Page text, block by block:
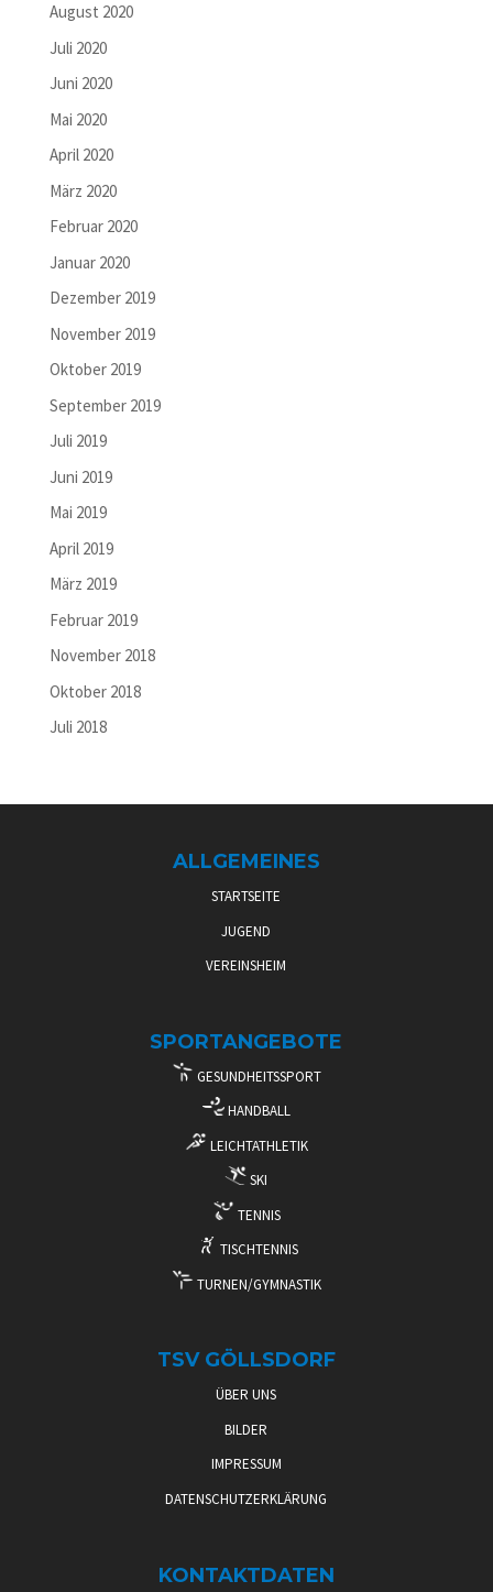
August 2020
Juli 2020
Juni 2020
Mai 2020
April 2020
März 2020
Februar 2020
Januar 2020
Dezember 2019
November 2019
Oktober 2019
September 2019
Juli 2019
Juni 2019
Mai 2019
April 2019
März 2019
Februar 2019
November 2018
Oktober 2018
Juli 2018
ALLGEMEINES
STARTSEITE
JUGEND
VEREINSHEIM
SPORTANGEBOTE
GESUNDHEITSSPORT
HANDBALL
LEICHTATHLETIK
SKI
TENNIS
TISCHTENNIS
TURNEN/GYMNASTIK
TSV GÖLLSDORF
ÜBER UNS
BILDER
IMPRESSUM
DATENSCHUTZERKLÄRUNG
KONTAKTDATEN